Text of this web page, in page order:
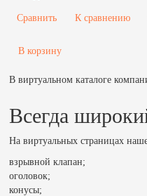
Сравнить К сравнению
В корзину
В виртуальном каталоге
Всегда
На виртуальных страницах
взрывной клапан;
оголовок;
конусы;